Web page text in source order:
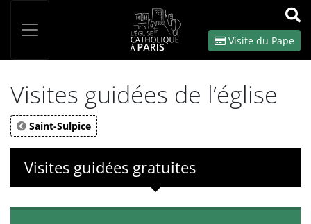
OK
Visite du Pape
Visites guidées de l’église
Saint-Sulpice
Visites guidées gratuites
Panneau de gestion des cookies